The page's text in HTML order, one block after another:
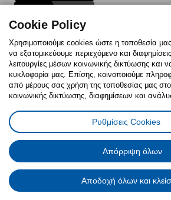
Follow us:
FacebookInstagram
TikTokYoutubePinterestTwitter
Πολιτική CookiesΔήλωση ψηφιακής
Έντυπο Επιστροφής / ΑκύρωσηςΡυθμίσεις
Γενική Πολιτική Προσωπικών
Πολιτική Προσωπικών Δεδομένων
© Inter-IKEA Systems B.V.
Cookie Policy
Χρησιμοποιούμε cookies ώστε η τοποθεσία
να εξατομικεύουμε περιεχόμενο και
λειτουργίες μέσων κοινωνικής δικτύωσης και
κυκλοφορία μας. Επίσης, κοινοποιούμε
από μέρους σας χρήση της τοποθεσίας μας
κοινωνικής δικτύωσης, διαφημίσεων και
Ρυθμίσεις Cookies
Απόρριψη όλων
Αποδοχή όλων και